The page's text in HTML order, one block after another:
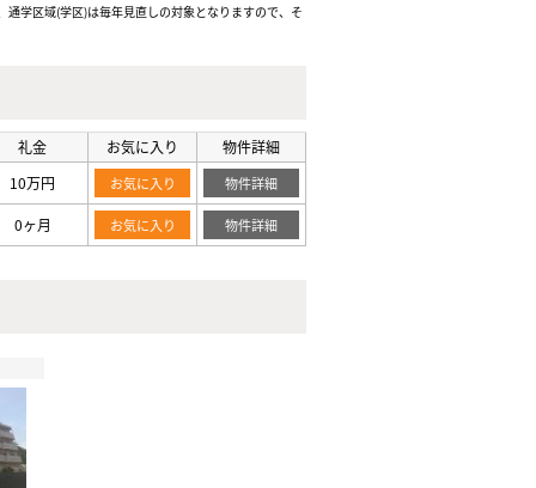
学区域(学区)は毎年見直しの対象となりますので、そ
礼金 お気に入り
物件詳細
10万円
お気に入り 物件詳細
0ヶ月 お気に入り 物件詳細